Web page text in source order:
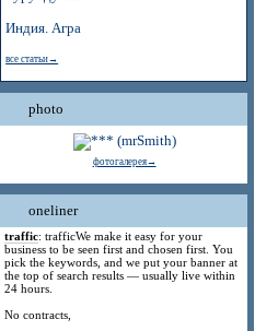
Индия. Агра
все статьи→
photo
фотогалерея→
oneliner
traffic: trafficWe make it easy for your
business to be seen first and chosen first. You
pick the keywords, and we put your banner at
the top of search results — usually live within
24 hours.
No contracts,